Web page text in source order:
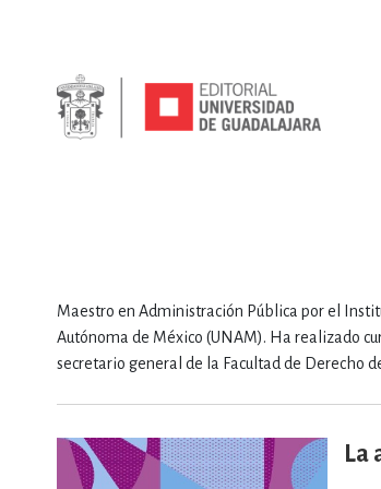
TODOS LOS LIBROS
SOBRE NOSOTROS HISTORIA
Maestro en Administración Pública por el
Autónoma de México (UNAM). Ha realizado
secretario general de la Facultad de Derecho
La